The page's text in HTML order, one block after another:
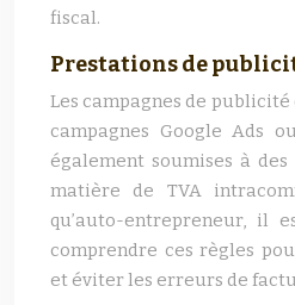
fiscal.
Prestations de
Les campagnes de
campagnes Google Ads
également soumises à
matière de TVA
qu’auto-entrepreneur, il
comprendre ces règles
et éviter les erreurs de